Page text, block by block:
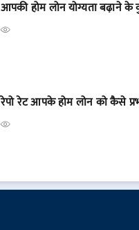
आपकी होम लोन योग्यता बढ़ाने
रेपो रेट आपके होम लोन को कैसे